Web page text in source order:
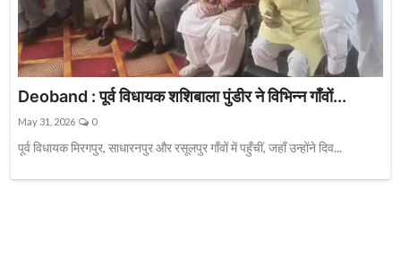
Deoband : पूर्व विधायक शशिबाला पुंडीर ने विभिन्न गाँवों...
May 31, 2026 0
पूर्व विधायक मिरगपुर, साधारनपुर और रसूलपुर गाँवों में पहुँचीं, जहाँ उन्होंने दिव...